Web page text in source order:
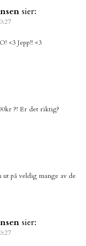
sier:
<3 Jepp!! <3
?! Er det riktig?
på veldig mange av de
sier: